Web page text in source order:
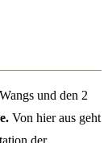
und den 2
Von hier aus geht
der